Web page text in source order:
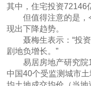
其中，住宅投资72146
但值得注意的是，
现出下降趋势。
聂梅生表示：“投资
剧地负增长。”
易居房地产研究院
中国40个受监测城市